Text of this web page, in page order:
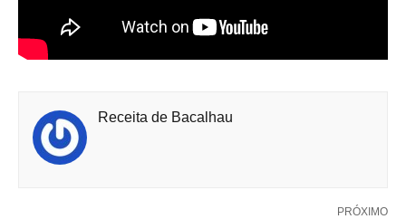
Receita de Bacalhau
PRÓXIMO